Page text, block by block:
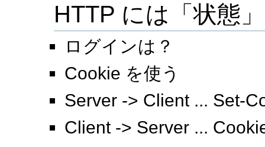
HTTP には「状態
ログインは？
Cookie を使う
Server -> Client ... Set-
Client -> Server ...